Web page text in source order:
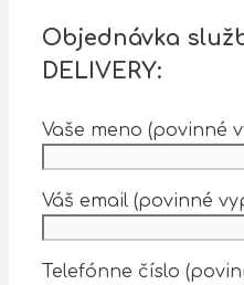
Objednávka
DELIVERY:
Vaše meno (povinné
Váš email (povinné
Telefónne číslo